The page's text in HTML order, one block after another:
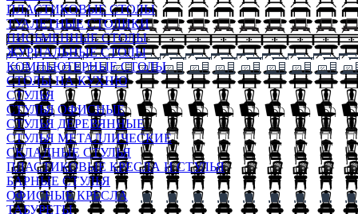
ПЛАСТИКОВЫЕ СТОЛЫ
ТУАЛЕТНЫЕ СТОЛИКИ
ПИСЬМЕННЫЕ СТОЛЫ
ЖУРНАЛЬНЫЕ СТОЛЫ
КОМПЬЮТЕРНЫЕ СТОЛЫ
СТОЛЫ НА КУХНЮ
СТУЛЬЯ
СТУЛЬЯ ОФИСНЫЕ
СТУЛЬЯ ДЕРЕВЯННЫЕ
СТУЛЬЯ МЕТАЛЛИЧЕСКИЕ
СКЛАДНЫЕ СТУЛЬЯ
ПЛАСТИКОВЫЕ КРЕСЛА И СТУЛЬЯ
БАРНЫЕ СТУЛЬЯ
ОФИСНЫЕ КРЕСЛА
ТАБУРЕТЫ